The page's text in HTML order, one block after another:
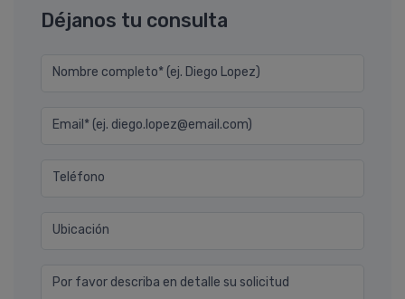
Déjanos tu consulta
Nombre completo* (ej. Diego Lopez)
Email* (ej. diego.lopez@email.com)
Teléfono
Ubicación
Por favor describa en detalle su solicitud